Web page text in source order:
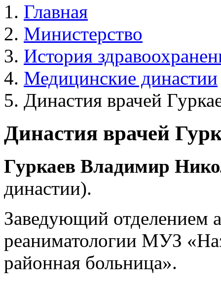
Главная
Министерство
История
Медицинские династии
Династия врачей
Династия врачей
Гуркаев Владимир
династии).
Заведующий отделением
реаниматологии МУЗ
районная больница».